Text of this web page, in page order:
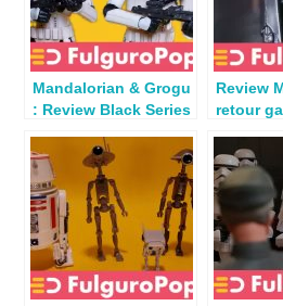
Mandalorian & Grogu
: Review Black Series
Stormtrooper (wave
26)
Review
retour